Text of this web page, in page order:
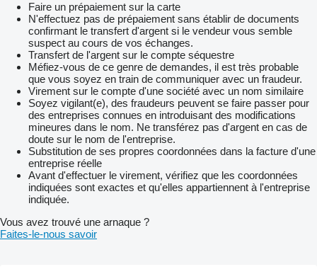
Faire un prépaiement sur la carte
N'effectuez pas de prépaiement sans établir de documents
confirmant le transfert d'argent si le vendeur vous semble
suspect au cours de vos échanges.
Transfert de l'argent sur le compte séquestre
Méfiez-vous de ce genre de demandes, il est très probable
que vous soyez en train de communiquer avec un fraudeur.
Virement sur le compte d'une société avec un nom similaire
Soyez vigilant(e), des fraudeurs peuvent se faire passer pour
des entreprises connues en introduisant des modifications
mineures dans le nom. Ne transférez pas d'argent en cas de
doute sur le nom de l'entreprise.
Substitution de ses propres coordonnées dans la facture d'une
entreprise réelle
Avant d'effectuer le virement, vérifiez que les coordonnées
indiquées sont exactes et qu'elles appartiennent à l'entreprise
indiquée.
Vous avez trouvé une arnaque ?
Faites-le-nous savoir